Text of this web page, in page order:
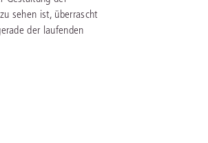
sehen ist, überrascht
der laufenden